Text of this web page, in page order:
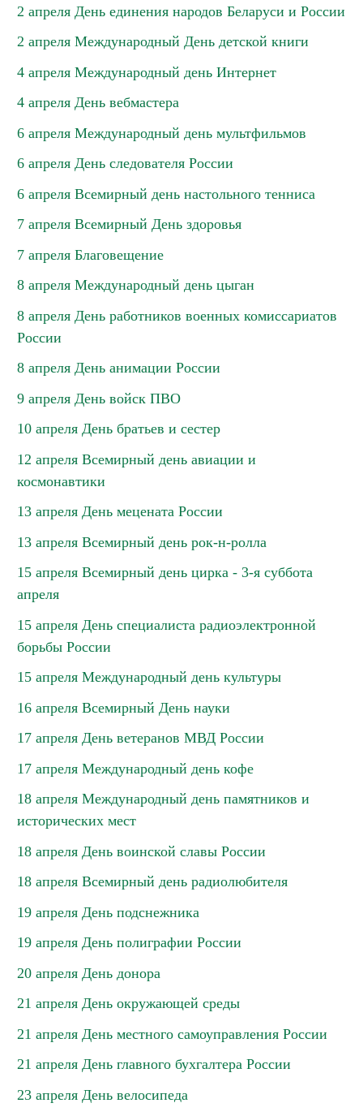
2 апреля День единения народов Беларуси и России
2 апреля Международный День детской книги
4 апреля Международный день Интернет
4 апреля День вебмастера
6 апреля Международный день мультфильмов
6 апреля День следователя России
6 апреля Всемирный день настольного тенниса
7 апреля Всемирный День здоровья
7 апреля Благовещение
8 апреля Международный день цыган
8 апреля День работников военных комиссариатов
России
8 апреля День анимации России
9 апреля День войск ПВО
10 апреля День братьев и сестер
12 апреля Всемирный день авиации и
космонавтики
13 апреля День мецената России
13 апреля Всемирный день рок-н-ролла
15 апреля Всемирный день цирка - 3-я суббота
апреля
15 апреля День специалиста радиоэлектронной
борьбы России
15 апреля Международный день культуры
16 апреля Всемирный День науки
17 апреля День ветеранов МВД России
17 апреля Международный день кофе
18 апреля Международный день памятников и
исторических мест
18 апреля День воинской славы России
18 апреля Всемирный день радиолюбителя
19 апреля День подснежника
19 апреля День полиграфии России
20 апреля День донора
21 апреля День окружающей среды
21 апреля День местного самоуправления России
21 апреля День главного бухгалтера России
23 апреля День велосипеда